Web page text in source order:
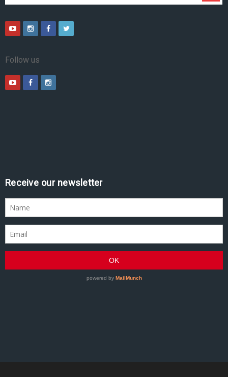
Follow us
Receive our newsletter